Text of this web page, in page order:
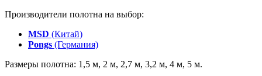
Производители полотна на выбор:
MSD (Китай)
Pongs (Германия)
Размеры полотна: 1,5 м, 2 м, 2,7 м, 3,2 м, 4 м, 5 м.